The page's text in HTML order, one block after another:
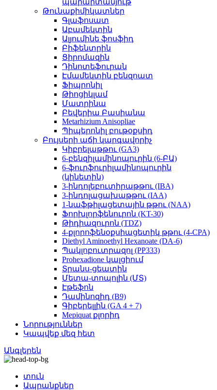
պարարտանյութ
Թունաքիմիկատներ
Գլաֆոսատ
Աբամեկտին
Ալյումինե ֆոսֆիդ
Բիֆենտրին
Ցիրոմազին
Դինոտեֆուրան
Էմամեկտին բենզոատ
Ֆիպրոնիլ
Թիոցիկլամ
Մատրինա
Բեվերիա Բասիանա
Metarhizium Anisopliae
Պիպերոնիլ բութօքսիդ
Բույսերի աճի կարգավորիչ
Կիբրելաթթու (GA3)
6-բենզիլամինոպուրին (6-ԲԱ)
6-ֆուրֆուրիլամինոպուրին
(կինետին)
3-ինդոլեբուտիրաթթու (IBA)
3-ինդոլացախաթթու (IAA)
1-նաֆթիլացետային թթու (NAA)
Ֆորխլորֆենուրոն (KT-30)
Թիդիազուրոն (TDZ)
4-քլորոֆենօքսիացետիկ թթու (4-CPA)
Diethyl Aminoethyl Hexanoate (DA-6)
Պակլոբուտրազոլ (PP333)
Prohexadione կալցիում
Տրանս-ցեատին
Մետա-տոպոլին (ՄՏ)
Էթեֆոն
Դամինոզիդ (B9)
Գիբերելլին (GA 4 + 7)
Mepiquat քլորիդ
Նորություններ
Կապվեք մեզ հետ
Անգլերեն
տուն
Ապրանքներ